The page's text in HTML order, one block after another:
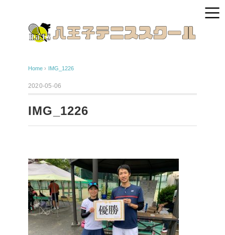
Home › IMG_1226
2020-05-06
IMG_1226